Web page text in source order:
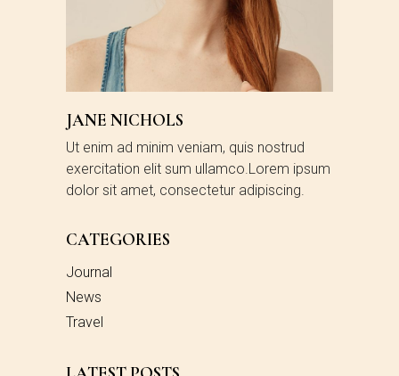
JANE NICHOLS
Ut enim ad minim veniam, quis nostrud
exercitation elit sum ullamco.Lorem ipsum
dolor sit amet, consectetur adipiscing.
CATEGORIES
Journal
News
Travel